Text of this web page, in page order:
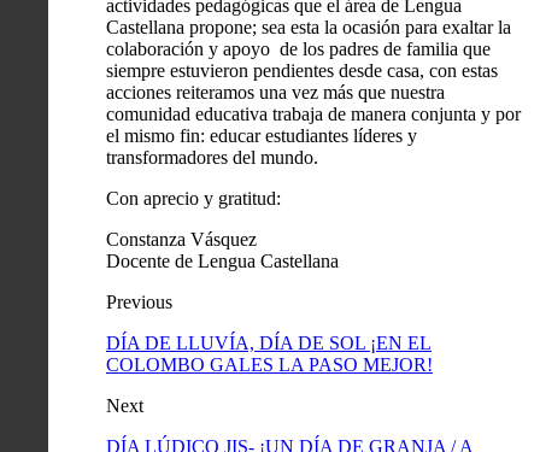
actividades pedagógicas que el área de Lengua
Castellana propone; sea esta la ocasión para exaltar la
colaboración y apoyo de los padres de familia que
siempre estuvieron pendientes desde casa, con estas
acciones reiteramos una vez más que nuestra
comunidad educativa trabaja de manera conjunta y por
el mismo fin: educar estudiantes líderes y
transformadores del mundo.
Con aprecio y gratitud:
Constanza Vásquez
Docente de Lengua Castellana
Previous
DÍA DE LLUVÍA, DÍA DE SOL ¡EN EL
COLOMBO GALES LA PASO MEJOR!
Next
DÍA LÚDICO JIS- ¡UN DÍA DE GRANJA / A